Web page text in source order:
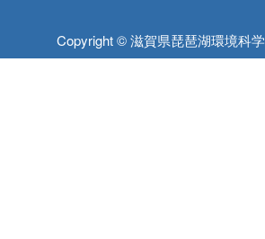
Copyright © 滋賀県琵琶湖環境科